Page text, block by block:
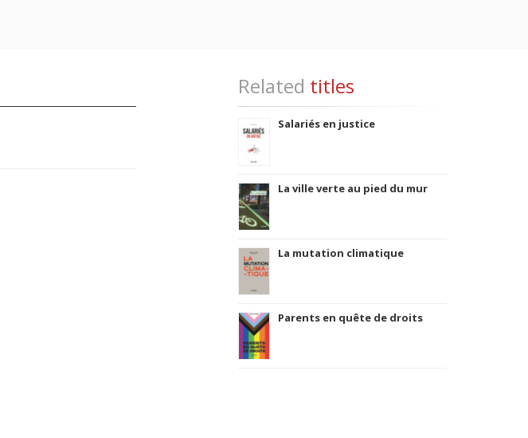
Related titles
Salariés en justice
La ville verte au pied du mur
La mutation climatique
Parents en quête de droits